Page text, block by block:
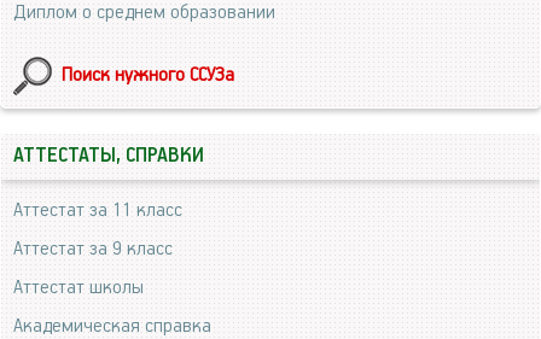
Диплом о среднем образовании
Поиск нужного ССУЗа
АТТЕСТАТЫ, СПРАВКИ
Аттестат за 11 класс
Аттестат за 9 класс
Аттестат школы
Академическая справка